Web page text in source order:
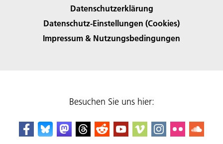
Datenschutzerklärung
Datenschutz-Einstellungen (Cookies)
Impressum & Nutzungsbedingungen
Besuchen Sie uns hier: